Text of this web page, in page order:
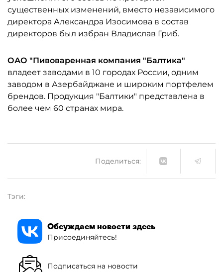
существенных изменений, вместо независимого
директора Александра Изосимова в состав
директоров был избран Владислав Гриб.
ОАО "Пивоваренная компания "Балтика"
владеет заводами в 10 городах России, одним
заводом в Азербайджане и широким портфелем
брендов. Продукция "Балтики" представлена в
более чем 60 странах мира.
Поделиться:
Тэги:
Обсуждаем новости здесь
Присоединяйтесь!
Подписаться на новости